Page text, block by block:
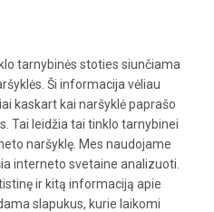
tarnybinės stoties siunčiama
Ši informacija vėliau
kaskart kai naršyklė paprašo
Tai leidžia tai tinklo tarnybinei
naršyklę. Mes naudojame
interneto svetaine analizuoti.
ir kitą informaciją apie
slapukus, kurie laikomi